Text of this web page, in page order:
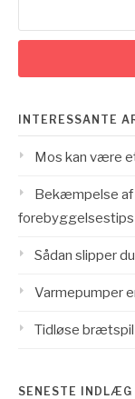
INTERESSANTE
Mos kan være
Bekæmpelse
forebyggelsestips
Sådan slipper
Varmepumper
Tidløse
SENESTE INDLÆG